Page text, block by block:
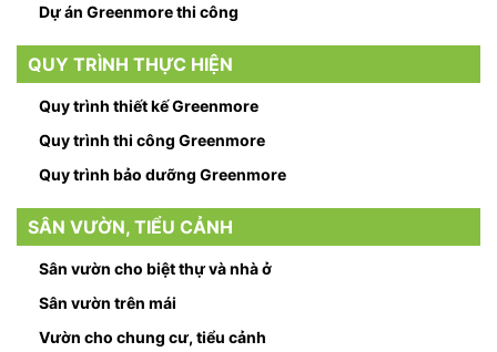
Dự án Greenmore thi công
QUY TRÌNH THỰC HIỆN
Quy trình thiết kế Greenmore
Quy trình thi công Greenmore
Quy trình bảo dưỡng Greenmore
SÂN VƯỜN, TIỂU CẢNH
Sân vườn cho biệt thự và nhà ở
Sân vườn trên mái
Vườn cho chung cư, tiểu cảnh